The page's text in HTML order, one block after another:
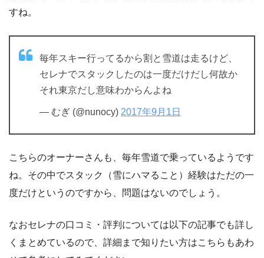
すね。
毎年スキー行ってるから割と雪道は走るけど、
セレナでスタックしたのは一度だけだし何故か
それ東京だし意味わからんよね
— むぎ (@nunocy) 2017年9月1日
こちらのオーナーさんも、毎年雪道で乗っているようです
ね。その中でスタック（雪にハマること）経験はただの一
度だけというのですから、問題はないのでしょう。
なおセレナの口コミ・評判については以下の記事でも詳し
くまとめているので、詳細まで知りたい方はこちらもあわ